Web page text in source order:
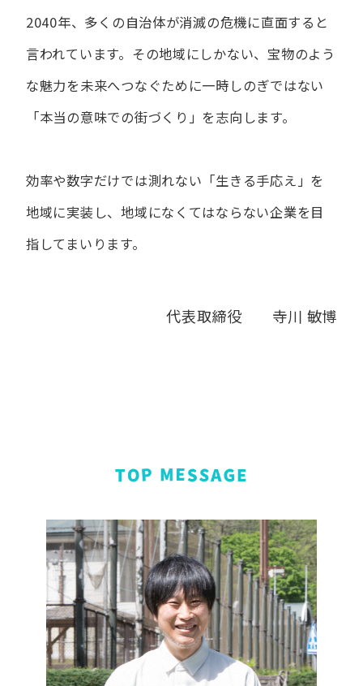
2040年、多くの自治体が消滅の危機に直面すると
言われています。 その地域にしかない、宝物のよう
な魅力を未来へつなぐために一時しのぎではない
「本当の意味での街づくり」を志向します。
効率や数字だけでは測れない「生きる手応え」を
地域に実装し、地域になくてはならない企業を目
指してまいります。
代表取締役 寺川 敏博